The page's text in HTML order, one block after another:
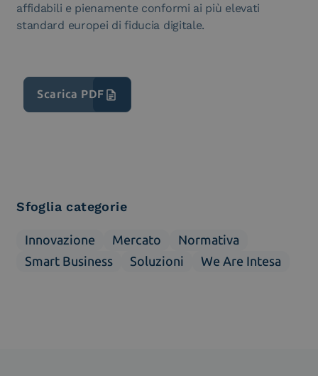
affidabili e pienamente conformi ai più elevati
standard europei di fiducia digitale.
Scarica PDF
Sfoglia categorie
Innovazione Mercato
Normativa
Smart Business
Soluzioni We Are Intesa